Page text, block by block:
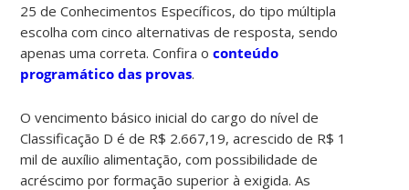
25 de Conhecimentos Específicos, do tipo múltipla
escolha com cinco alternativas de resposta, sendo
apenas uma correta. Confira oconteúdo
programático das provas.
O vencimento básico inicial do cargo do nível de
Classificação D é de R$ 2.667,19, acrescido de R$ 1
mil de auxílio alimentação, com possibilidade de
acréscimo por formação superior à exigida. As